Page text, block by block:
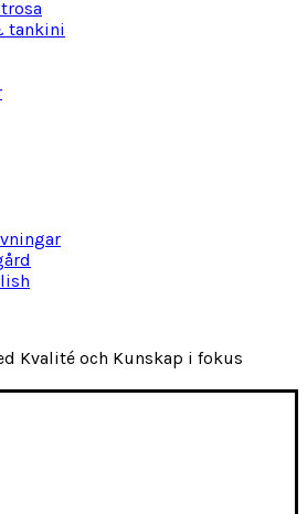
tankini
Kvalité och Kunskap i fokus